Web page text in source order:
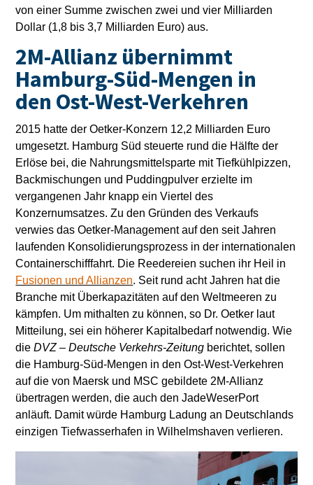
von einer Summe zwischen zwei und vier Milliarden
Dollar (1,8 bis 3,7 Milliarden Euro) aus.
2M-Allianz übernimmt
Hamburg-Süd-Mengen in
den Ost-West-Verkehren
2015 hatte der Oetker-Konzern 12,2 Milliarden Euro
umgesetzt. Hamburg Süd steuerte rund die Hälfte der
Erlöse bei, die Nahrungsmittelsparte mit Tiefkühlpizzen,
Backmischungen und Puddingpulver erzielte im
vergangenen Jahr knapp ein Viertel des
Konzernumsatzes. Zu den Gründen des Verkaufs
verwies das Oetker-Management auf den seit Jahren
laufenden Konsolidierungsprozess in der internationalen
Containerschifffahrt. Die Reedereien suchen ihr Heil in
Fusionen und Allianzen. Seit rund acht Jahren hat die
Branche mit Überkapazitäten auf den Weltmeeren zu
kämpfen. Um mithalten zu können, so Dr. Oetker laut
Mitteilung, sei ein höherer Kapitalbedarf notwendig. Wie
dieDVZ – Deutsche Verkehrs-Zeitung berichtet, sollen
die Hamburg-Süd-Mengen in den Ost-West-Verkehren
auf die von Maersk und MSC gebildete 2M-Allianz
übertragen werden, die auch den JadeWeserPort
anläuft. Damit würde Hamburg Ladung an Deutschlands
einzigen Tiefwasserhafen in Wilhelmshaven verlieren.